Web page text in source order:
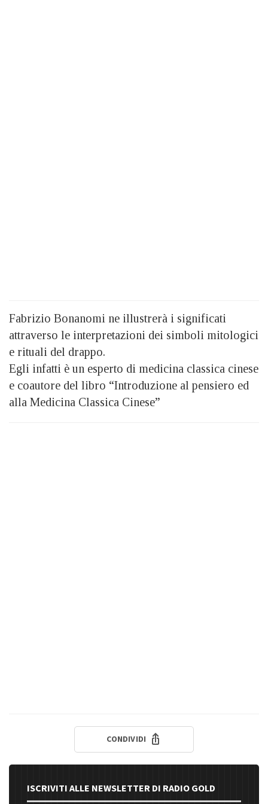
Fabrizio Bonanomi ne illustrerà i significati
attraverso le interpretazioni dei simboli mitologici
e rituali del drappo.
Egli infatti è un esperto di medicina classica cinese
e coautore del libro “Introduzione al pensiero ed
alla Medicina Classica Cinese”
CONDIVIDI
ISCRIVITI ALLE NEWSLETTER DI RADIO GOLD